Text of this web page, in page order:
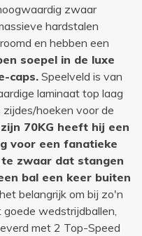
zwaar
hardstalen
en hebben een
soepel in de luxe
caps. Speelveld is van
laminaat top laag
hoeken voor de
70KG heeft hij een
voor een fanatieke
zwaar dat stangen
bal een keer buiten
belangrijk om bij zo'n
wedstrijdballen,
met 2 Top-Speed